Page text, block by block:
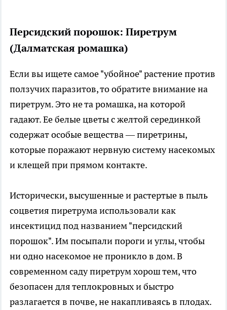
Персидский порошок: Пиретрум
(Далматская ромашка)
Если вы ищете самое "убойное" растение против
ползучих паразитов, то обратите внимание на
пиретрум. Это не та ромашка, на которой
гадают. Ее белые цветы с желтой серединкой
содержат особые вещества — пиретрины,
которые поражают нервную систему насекомых
и клещей при прямом контакте.
Исторически, высушенные и растертые в пыль
соцветия пиретрума использовали как
инсектицид под названием "персидский
порошок". Им посыпали пороги и углы, чтобы
ни одно насекомое не проникло в дом. В
современном саду пиретрум хорош тем, что
безопасен для теплокровных и быстро
разлагается в почве, не накапливаясь в плодах.